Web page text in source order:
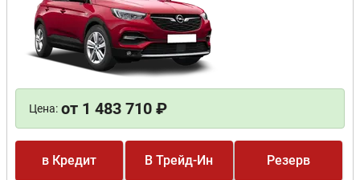
Цена: от 1 483 710 ₽
в Кредит В Трейд-Ин Резерв